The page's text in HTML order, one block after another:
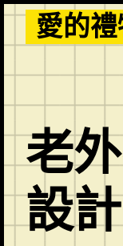
Skip
to
content
愛的
老
設